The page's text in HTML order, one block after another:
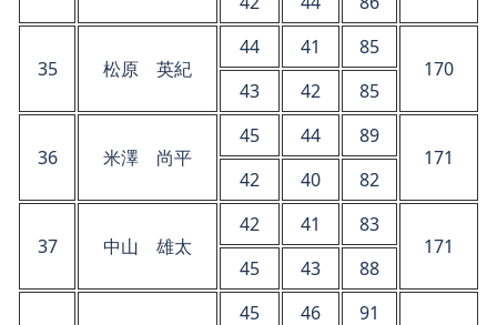
35 松原 英紀
44 41
85
170
43
42 85
36 米澤 尚平
45 44
89
171
42
40 82
37 中山 雄太
42 41
83
171
45
43 88
45 46
91